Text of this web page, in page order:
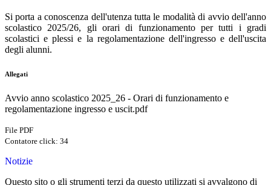
Si porta a conoscenza dell'utenza tutta le modalità di avvio dell'anno
scolastico 2025/26, gli orari di funzionamento per tutti i gradi
scolastici e plessi e la regolamentazione dell'ingresso e dell'uscita
degli alunni.
Allegati
Avvio anno scolastico 2025_26 - Orari di funzionamento e
regolamentazione ingresso e uscit.pdf
File PDF
Contatore click: 34
Notizie
Questo sito o gli strumenti terzi da questo utilizzati si avvalgono di